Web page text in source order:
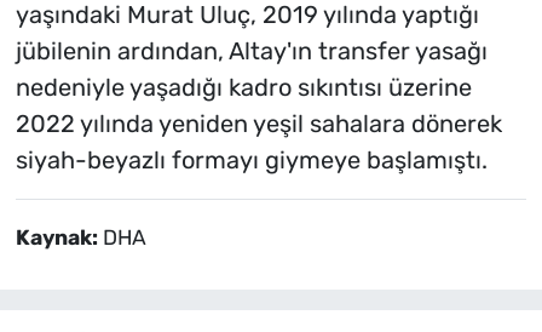
yaşındaki Murat Uluç, 2019 yılında yaptığı
jübilenin ardından, Altay'ın transfer yasağı
nedeniyle yaşadığı kadro sıkıntısı üzerine
2022 yılında yeniden yeşil sahalara dönerek
siyah-beyazlı formayı giymeye başlamıştı.
Kaynak: DHA